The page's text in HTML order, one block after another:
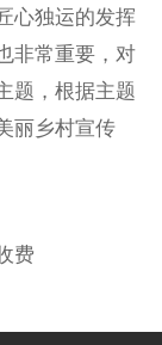
心独运的发挥
非常重要，对
题，根据主题
丽乡村宣传
费